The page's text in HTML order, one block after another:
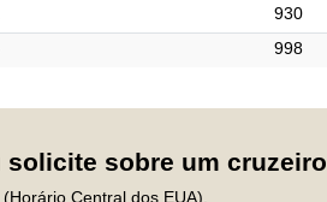
930
998
solicite sobre um cruzeiro
Central dos EUA).